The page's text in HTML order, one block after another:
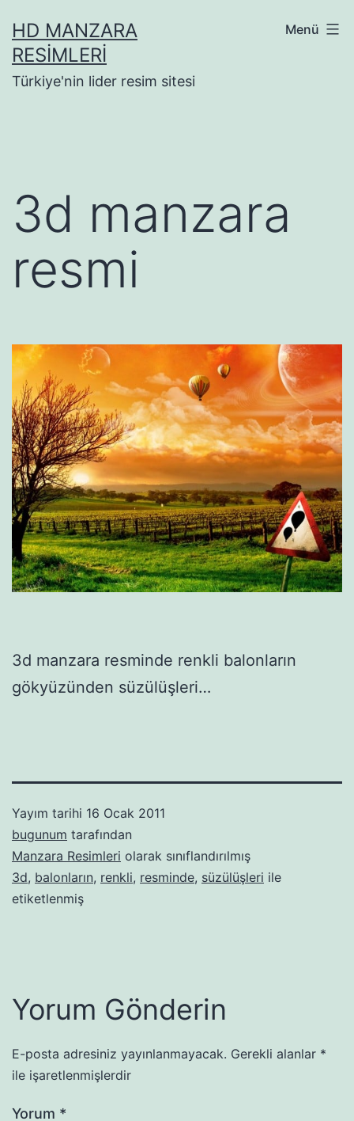
geçHD MANZARA
RESIMLERI
Türkiye'nin lider resim sitesi
Menü
3d manzara
resmi
3d manzara resminde renkli balonların
gökyüzünden süzülüşleri…
Yayım tarihi 16 Ocak 2011
bugunum tarafından
Manzara Resimleri olarak sınıflandırılmış
3d, balonların, renkli, resminde, süzülüşleri ile
etiketlenmiş
Yorum Gönderin
E-posta adresiniz yayınlanmayacak. Gerekli alanlar *
ile işaretlenmişlerdir
Yorum *